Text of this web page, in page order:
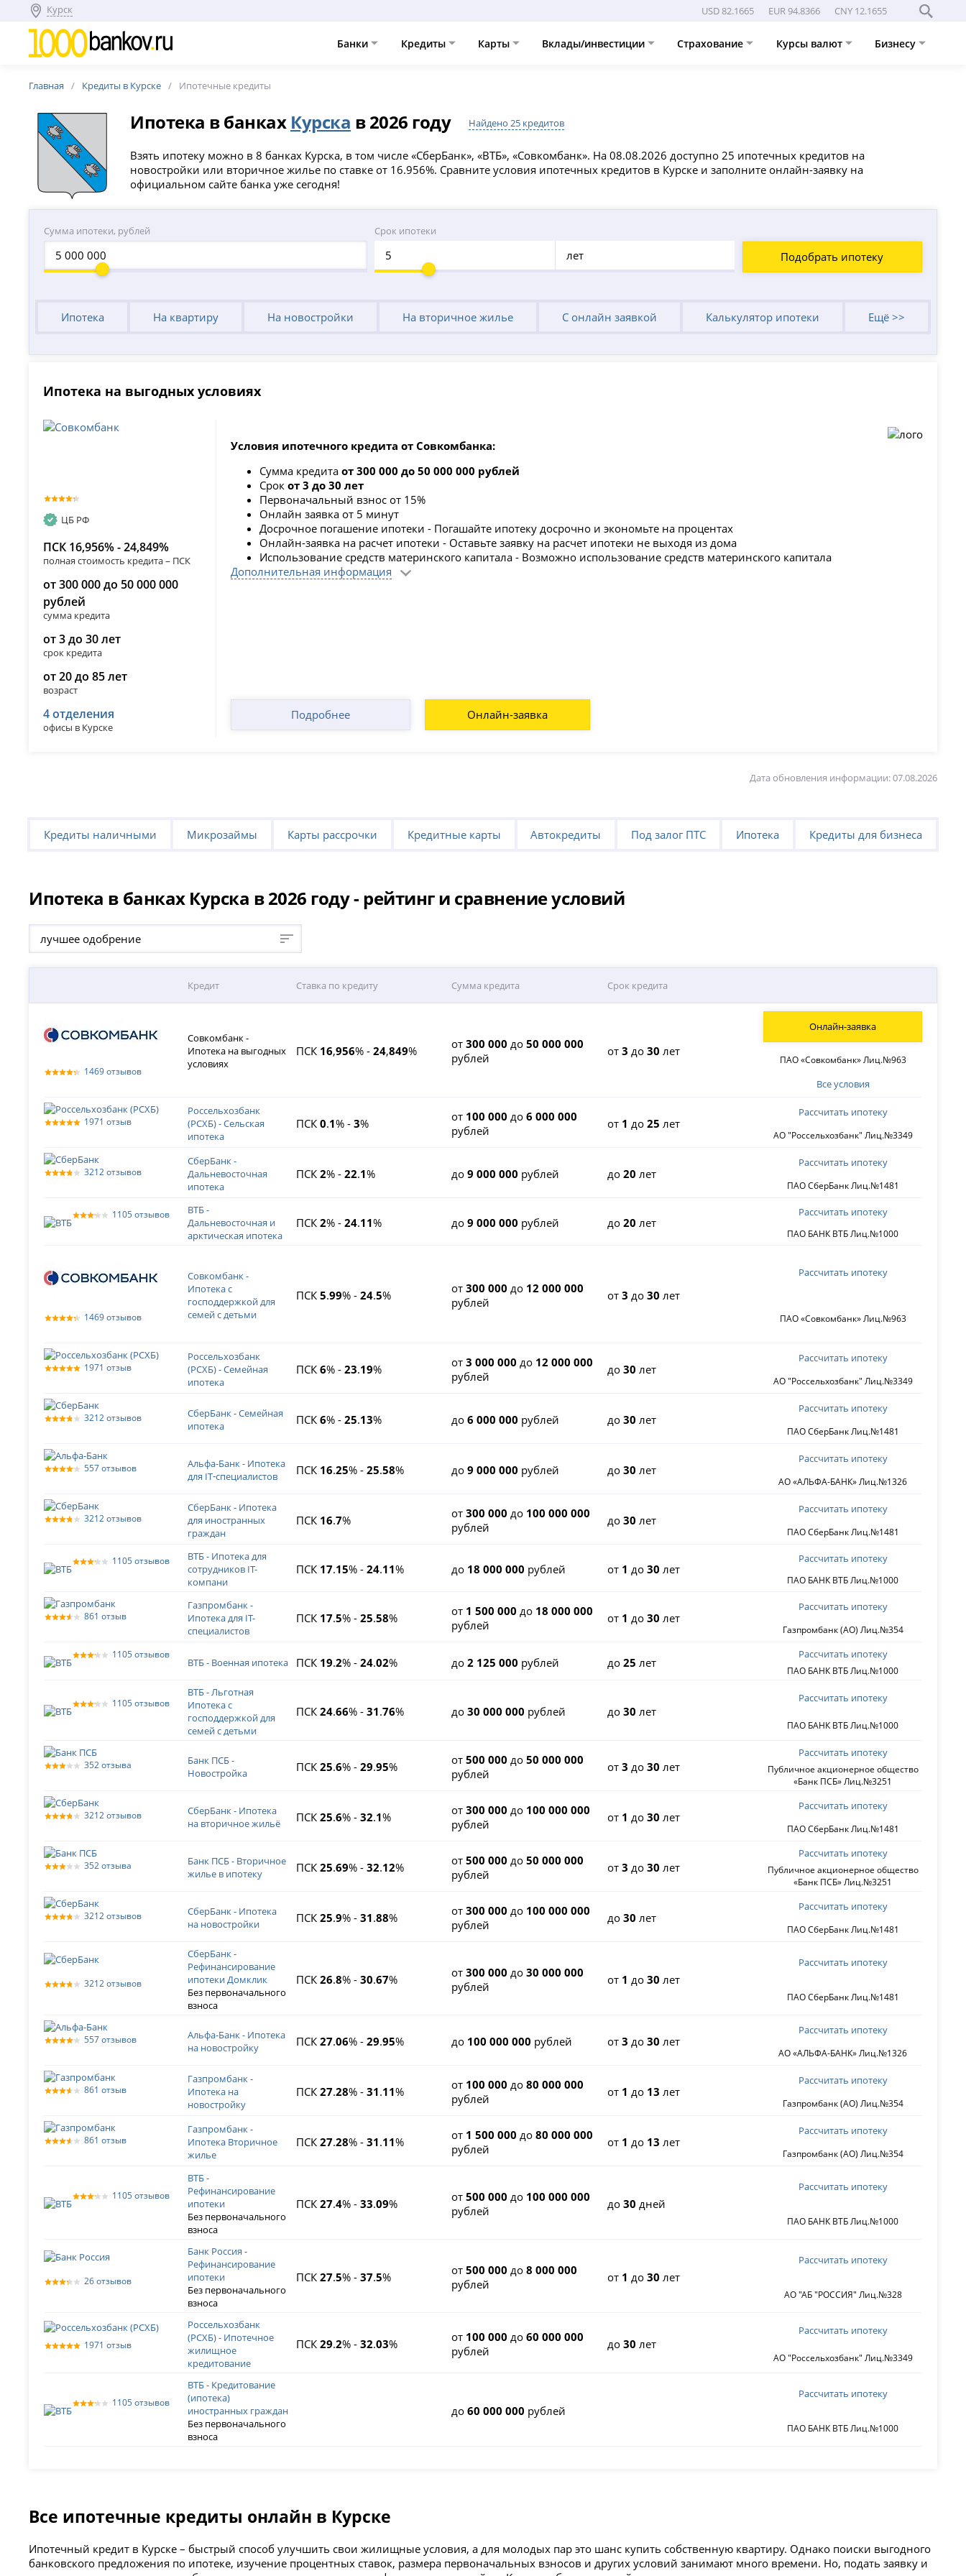
Курск USD 82.1665 EUR 94.8366 CNY 12.1655
Банки Кредиты Карты Вклады/инвестиции Страхование Курсы валют Бизнесу
Главная Кредиты в Курске Ипотечные кредиты
Ипотека в банках Курска в 2026 году Найдено 25 кредитов
Взять ипотеку можно в 8 банках Курска, в том числе «СберБанк», «ВТБ», «Совкомбанк». На 08.08.2026 доступно 25 ипотечных кредитов на
новостройки или вторичное жилье по ставке от 16.956%. Сравните условия ипотечных кредитов в Курске и заполните онлайн-заявку на
официальном сайте банка уже сегодня!
Сумма ипотеки, рублей Срок ипотеки
лет Подобрать ипотеку
Ипотека На квартиру На новостройки На вторичное жилье С онлайн заявкой Калькулятор ипотеки Ещё >>
Ипотека на выгодных условиях
ЦБ РФ
ПСК 16,956% - 24,849%
полная стоимость кредита – ПСК
от 300 000 до 50 000 000
рублей
сумма кредита
от 3 до 30 лет
срок кредита
от 20 до 85 лет
возраст
4 отделения
офисы в Курске
Условия ипотечного кредита от Совкомбанка:
Сумма кредита от 300 000 до 50 000 000 рублей
Срок от 3 до 30 лет
Первоначальный взнос от 15%
Онлайн заявка от 5 минут
Досрочное погашение ипотеки - Погашайте ипотеку досрочно и экономьте на процентах
Онлайн-заявка на расчет ипотеки - Оставьте заявку на расчет ипотеки не выходя из дома
Использование средств материнского капитала - Возможно использование средств материнского капитала
Дополнительная информация
Онлайн-заявка
Подробнее
Дата обновления информации: 07.08.2026
Кредиты наличными Микрозаймы Карты рассрочки Кредитные карты Автокредиты Под залог ПТС Ипотека Кредиты для бизнеса
Ипотека в банках Курска в 2026 году - рейтинг и сравнение условий
лучшее одобрение
Кредит Ставка по кредиту Сумма кредита Срок кредита
1469 отзывов
Совкомбанк -
Ипотека на выгодных
условиях
ПСК 16,956% - 24,849% от300 000 до50 000 000
рублей
от3 до30 лет
Все условия
ПАО «Совкомбанк» Лиц.№963
Онлайн-заявка
1971 отзыв
Россельхозбанк
(РСХБ) - Сельская
ипотека
ПСК 0.1% - 3% от 100 000 до6 000 000
рублей
от 1 до25 лет
АО "Россельхозбанк" Лиц.№3349
Рассчитать ипотеку
3212 отзывов
СберБанк -
Дальневосточная
ипотека
ПСК 2% - 22.1% до9 000 000 рублей до20 лет
ПАО СберБанк Лиц.№1481
Рассчитать ипотеку
1105 отзывов
ВТБ -
Дальневосточная и
арктическая ипотека
ПСК 2% - 24.11% до9 000 000 рублей до20 лет
ПАО БАНК ВТБ Лиц.№1000
Рассчитать ипотеку
1469 отзывов
Совкомбанк -
Ипотека с
господдержкой для
семей с детьми
ПСК 5.99% - 24.5% от300 000 до 12 000 000
рублей
от3 до30 лет
ПАО «Совкомбанк» Лиц.№963
Рассчитать ипотеку
1971 отзыв
Россельхозбанк
(РСХБ) - Семейная
ипотека
ПСК 6% - 23.19% от3 000 000 до 12 000 000
рублей
до30 лет
АО "Россельхозбанк" Лиц.№3349
Рассчитать ипотеку
3212 отзывов
СберБанк - Семейная
ипотека
ПСК 6% - 25.13% до6 000 000 рублей до30 лет
ПАО СберБанк Лиц.№1481
Рассчитать ипотеку
557 отзывов
Альфа-Банк - Ипотека
для IT‑специалистов
ПСК 16.25% - 25.58% до9 000 000 рублей до30 лет
АО «АЛЬФА-БАНК» Лиц.№1326
Рассчитать ипотеку
3212 отзывов
СберБанк - Ипотека
для иностранных
граждан
ПСК 16.7% от300 000 до 100 000 000
рублей
до30 лет
ПАО СберБанк Лиц.№1481
Рассчитать ипотеку
1105 отзывов
ВТБ - Ипотека для
сотрудников IT-
компани
ПСК 17.15% - 24.11% до 18 000 000 рублей от 1 до30 лет
ПАО БАНК ВТБ Лиц.№1000
Рассчитать ипотеку
861 отзыв
Газпромбанк -
Ипотека для IT-
специалистов
ПСК 17.5% - 25.58% от 1 500 000 до 18 000 000
рублей
от 1 до30 лет
Газпромбанк (АО) Лиц.№354
Рассчитать ипотеку
1105 отзывов
ВТБ - Военная ипотека ПСК 19.2% - 24.02% до2 125 000 рублей до25 лет
ПАО БАНК ВТБ Лиц.№1000
Рассчитать ипотеку
1105 отзывов
ВТБ - Льготная
Ипотека с
господдержкой для
семей с детьми
ПСК 24.66% - 31.76% до30 000 000 рублей до30 лет
ПАО БАНК ВТБ Лиц.№1000
Рассчитать ипотеку
352 отзыва
Банк ПСБ -
Новостройка
ПСК 25.6% - 29.95% от500 000 до50 000 000
рублей
от3 до30 лет
Публичное акционерное общество
«Банк ПСБ» Лиц.№3251
Рассчитать ипотеку
3212 отзывов
СберБанк - Ипотека
на вторичное жильё
ПСК 25.6% - 32.1% от300 000 до 100 000 000
рублей
от 1 до30 лет
ПАО СберБанк Лиц.№1481
Рассчитать ипотеку
352 отзыва
Банк ПСБ - Вторичное
жилье в ипотеку
ПСК 25.69% - 32.12% от500 000 до50 000 000
рублей
от3 до30 лет
Публичное акционерное общество
«Банк ПСБ» Лиц.№3251
Рассчитать ипотеку
3212 отзывов
СберБанк - Ипотека
на новостройки
ПСК 25.9% - 31.88% от300 000 до 100 000 000
рублей
до30 лет
ПАО СберБанк Лиц.№1481
Рассчитать ипотеку
3212 отзывов
СберБанк -
Рефинансирование
ипотеки Домклик
Без первоначального
взноса
ПСК 26.8% - 30.67% от300 000 до30 000 000
рублей
от 1 до30 лет
ПАО СберБанк Лиц.№1481
Рассчитать ипотеку
557 отзывов
Альфа-Банк - Ипотека
на новостройку
ПСК 27.06% - 29.95% до 100 000 000 рублей от3 до30 лет
АО «АЛЬФА-БАНК» Лиц.№1326
Рассчитать ипотеку
861 отзыв
Газпромбанк -
Ипотека на
новостройку
ПСК 27.28% - 31.11% от 100 000 до80 000 000
рублей
от 1 до 13 лет
Газпромбанк (АО) Лиц.№354
Рассчитать ипотеку
861 отзыв
Газпромбанк -
Ипотека Вторичное
жилье
ПСК 27.28% - 31.11% от 1 500 000 до80 000 000
рублей
от 1 до 13 лет
Газпромбанк (АО) Лиц.№354
Рассчитать ипотеку
1105 отзывов
ВТБ -
Рефинансирование
ипотеки
Без первоначального
взноса
ПСК 27.4% - 33.09% от500 000 до 100 000 000
рублей
до30 дней
ПАО БАНК ВТБ Лиц.№1000
Рассчитать ипотеку
26 отзывов
Банк Россия -
Рефинансирование
ипотеки
Без первоначального
взноса
ПСК 27.5% - 37.5% от500 000 до8 000 000
рублей
от 1 до30 лет
АО "АБ "РОССИЯ" Лиц.№328
Рассчитать ипотеку
1971 отзыв
Россельхозбанк
(РСХБ) - Ипотечное
жилищное
кредитование
ПСК 29.2% - 32.03% от 100 000 до60 000 000
рублей
до30 лет
АО "Россельхозбанк" Лиц.№3349
Рассчитать ипотеку
1105 отзывов
ВТБ - Кредитование
(ипотека)
иностранных граждан
Без первоначального
взноса
до60 000 000 рублей
ПАО БАНК ВТБ Лиц.№1000
Рассчитать ипотеку
Все ипотечные кредиты онлайн в Курске
Ипотечный кредит в Курске – быстрый способ улучшить свои жилищные условия, а для молодых пар это шанс купить собственную квартиру. Однако поиски выгодного
банковского предложения по ипотеке, изучение процентных ставок, размера первоначальных взносов и других условий занимают много времени. Но, подать заявку и